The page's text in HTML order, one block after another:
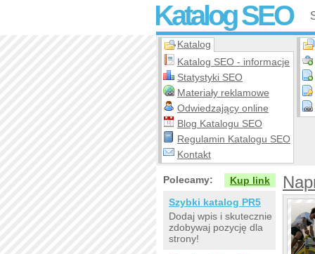
Katalog SEO
Katalog
Katalog SEO - informacje
Statystyki SEO
Materiały reklamowe
Odwiedzający online
Blog Katalogu SEO
Regulamin Katalogu SEO
Kontakt
Polecamy:
Kup link
Szybki katalog PR5
Dodaj wpis i skutecznie
zdobywaj pozycję dla
strony!